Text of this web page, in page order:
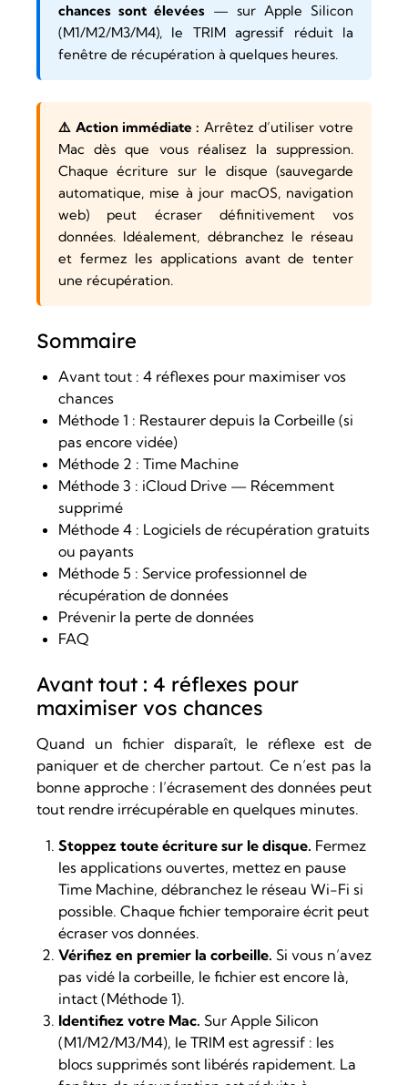
chances sont élevées — sur Apple Silicon
(M1/M2/M3/M4), le TRIM agressif réduit la
fenêtre de récupération à quelques heures.
⚠️ Action immédiate : Arrêtez d’utiliser votre
Mac dès que vous réalisez la suppression.
Chaque écriture sur le disque (sauvegarde
automatique, mise à jour macOS, navigation
web) peut écraser définitivement vos
données. Idéalement, débranchez le réseau
et fermez les applications avant de tenter
une récupération.
Sommaire
Avant tout : 4 réflexes pour maximiser vos
chances
Méthode 1 : Restaurer depuis la Corbeille (si
pas encore vidée)
Méthode 2 : Time Machine
Méthode 3 : iCloud Drive — Récemment
supprimé
Méthode 4 : Logiciels de récupération gratuits
ou payants
Méthode 5 : Service professionnel de
récupération de données
Prévenir la perte de données
FAQ
Avant tout : 4 réflexes pour
maximiser vos chances
Quand un fichier disparaît, le réflexe est de
paniquer et de chercher partout. Ce n’est pas la
bonne approche : l’écrasement des données peut
tout rendre irrécupérable en quelques minutes.
Stoppez toute écriture sur le disque. Fermez
les applications ouvertes, mettez en pause
Time Machine, débranchez le réseau Wi-Fi si
possible. Chaque fichier temporaire écrit peut
écraser vos données.
Vérifiez en premier la corbeille. Si vous n’avez
pas vidé la corbeille, le fichier est encore là,
intact (Méthode 1).
Identifiez votre Mac. Sur Apple Silicon
(M1/M2/M3/M4), le TRIM est agressif : les
blocs supprimés sont libérés rapidement. La